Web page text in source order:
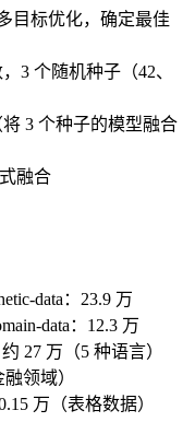
目标优化，确定最佳
3 个随机种子（42、
3 个种子的模型融合
融合
data：23.9 万
data：12.3 万
27 万（5 种语言）
领域）
万（表格数据）